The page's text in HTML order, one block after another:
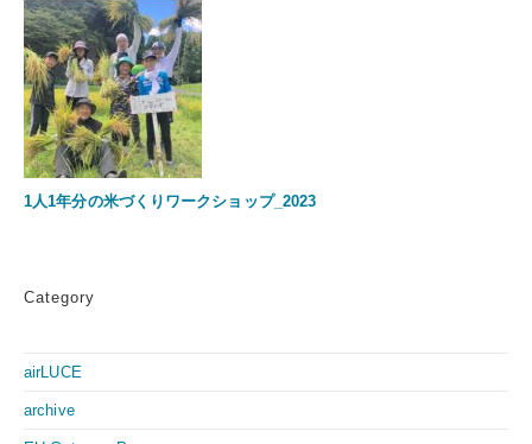
1人1年分の米づくりワークショップ_2023
Category
airLUCE
archive